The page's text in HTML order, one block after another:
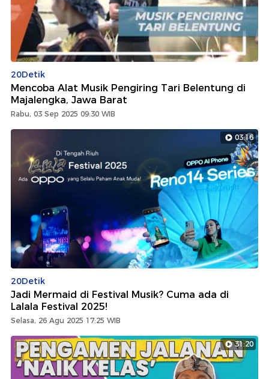
20Detik
Mencoba Alat Musik Pengiring Tari Belentung di
Majalengka, Jawa Barat
Rabu, 03 Sep 2025 09:30 WIB
03:16
20Detik
Jadi Mermaid di Festival Musik? Cuma ada di
Lalala Festival 2025!
Selasa, 26 Agu 2025 17:25 WIB
31:20